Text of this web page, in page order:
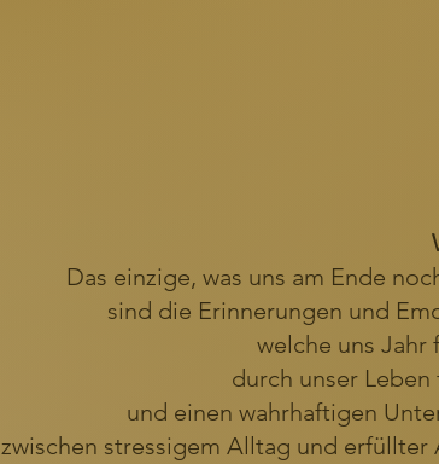
Das einzige, was uns am Ende
sind die Erinnerungen und
welche uns Jahr
durch unser Leben
und einen wahrhaftigen
zwischen stressigem Alltag und erfüllter